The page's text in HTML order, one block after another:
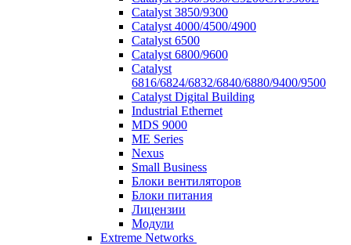
Catalyst 3850/9300
Catalyst 4000/4500/4900
Catalyst 6500
Catalyst 6800/9600
Catalyst
6816/6824/6832/6840/6880/9400/9500
Catalyst Digital Building
Industrial Ethernet
MDS 9000
ME Series
Nexus
Small Business
Блоки вентиляторов
Блоки питания
Лицензии
Модули
Extreme Networks